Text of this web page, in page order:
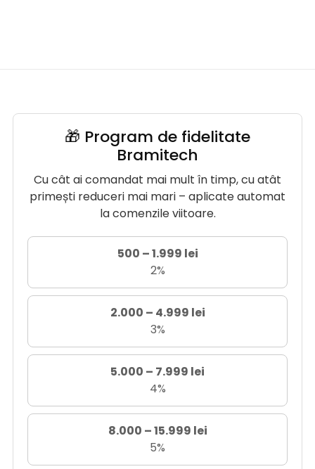
🎁 Program de fidelitate
Bramitech
Cu cât ai comandat mai mult în timp, cu atât
primești reduceri mai mari – aplicate automat
la comenzile viitoare.
500 – 1.999 lei
2%
2.000 – 4.999 lei
3%
5.000 – 7.999 lei
4%
8.000 – 15.999 lei
5%